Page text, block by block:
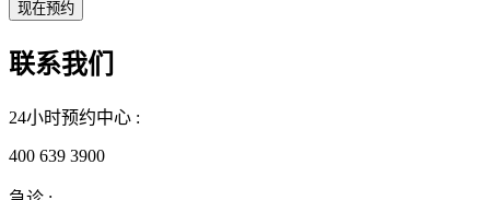
联系我们
24小时预约中心 :
400 639 3900